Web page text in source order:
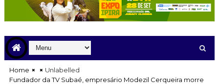
Home
Unlabelled
Fundador da TV Subaé, empresário Modezil Cerqueira morre